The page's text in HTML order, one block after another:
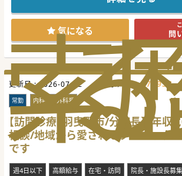
索
る
ご検討よろしくお願いします。
#秋入職可
気になる 問
更新日 :2026-07-22 医師求人ID :478933
常勤 内科系・外科系
【訪問診療×羽曳野市/分院長】年収
相談/地域から愛されるクリニック
です
週4日以下 高額給与 在宅・訪問 院長・施設長募集